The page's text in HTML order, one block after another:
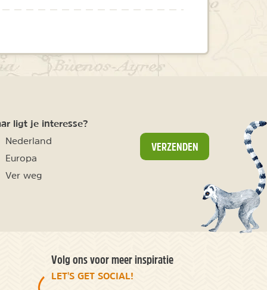
ligt je interesse?
Nederland
Europa
Ver weg
VERZENDEN
Volg ons voor meer inspiratie
LET'S GET SOCIAL!